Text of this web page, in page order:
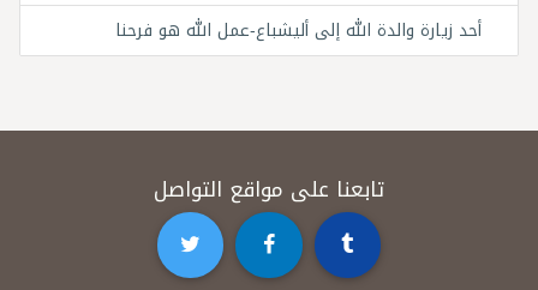
أحد زيارة والدة الله إلى أليشباع-عمل الله هو فرحنا
تابعنا على مواقع التواصل